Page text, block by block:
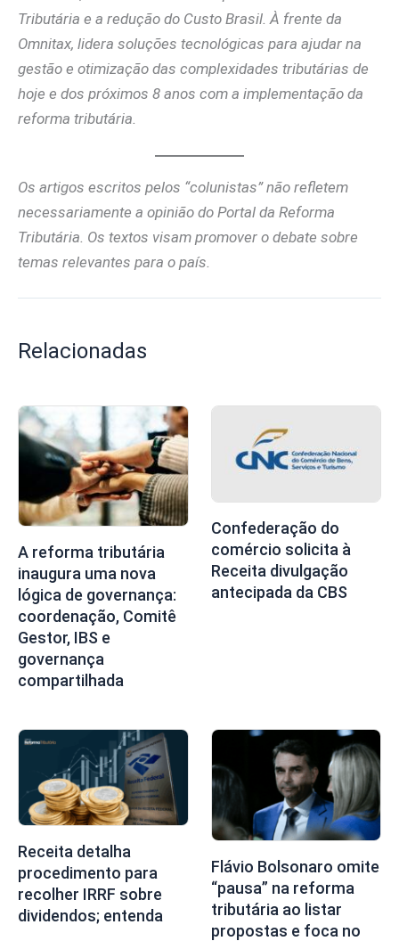
Tributária e a redução do Custo Brasil. À frente da
Omnitax, lidera soluções tecnológicas para ajudar na
gestão e otimização das complexidades tributárias de
hoje e dos próximos 8 anos com a implementação da
reforma tributária.
Os artigos escritos pelos “colunistas” não refletem
necessariamente a opinião do Portal da Reforma
Tributária. Os textos visam promover o debate sobre
temas relevantes para o país.
Relacionadas
A reforma tributária
inaugura uma nova
lógica de governança:
coordenação, Comitê
Gestor, IBS e
governança
compartilhada
Confederação do
comércio solicita à
Receita divulgação
antecipada da CBS
Receita detalha
procedimento para
recolher IRRF sobre
dividendos; entenda
Flávio Bolsonaro omite
“pausa” na reforma
tributária ao listar
propostas e foca no